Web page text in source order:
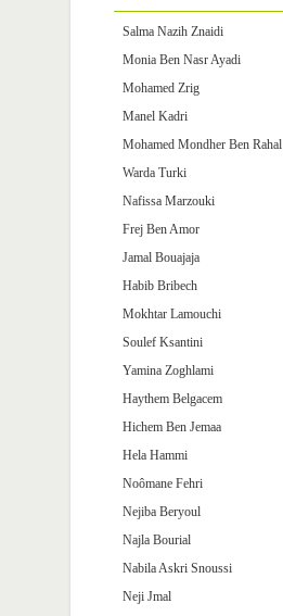
Salma Nazih Znaidi
Monia Ben Nasr Ayadi
Mohamed Zrig
Manel Kadri
Mohamed Mondher Ben Rahal
Warda Turki
Nafissa Marzouki
Frej Ben Amor
Jamal Bouajaja
Habib Bribech
Mokhtar Lamouchi
Soulef Ksantini
Yamina Zoghlami
Haythem Belgacem
Hichem Ben Jemaa
Hela Hammi
Noômane Fehri
Nejiba Beryoul
Najla Bourial
Nabila Askri Snoussi
Neji Jmal